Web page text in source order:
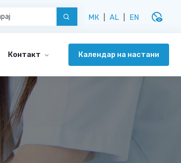
МК AL EN disabled_visible
Контакт Календар на настани